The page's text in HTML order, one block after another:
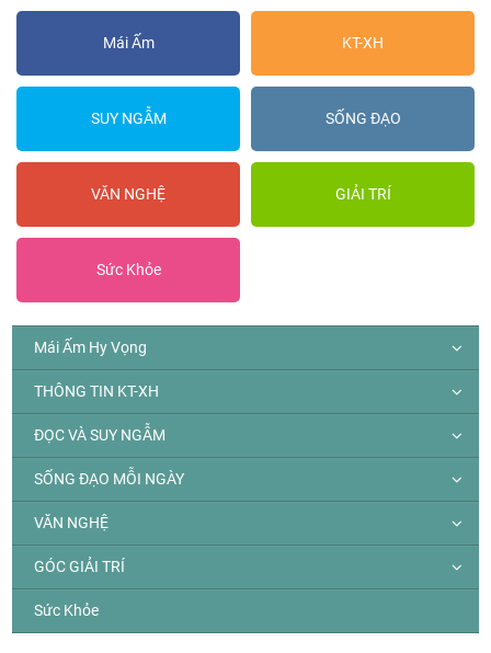
Mái Ấm KT-XH
SUY NGẪM SỐNG ĐẠO
VĂN NGHỆ GIẢI TRÍ
Sức Khỏe
Mái Ấm Hy Vọng
THÔNG TIN KT-XH
ĐỌC VÀ SUY NGẪM
SỐNG ĐẠO MỖI NGÀY
VĂN NGHỆ
GÓC GIẢI TRÍ
Sức Khỏe